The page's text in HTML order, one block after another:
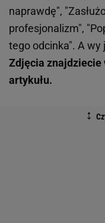
naprawdę",
profesjonalizm",
tego odcinka". A
Zdjęcia znajdziecie
artykułu.